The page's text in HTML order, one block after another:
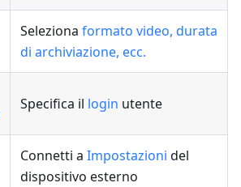
Seleziona formato video, durata
di archiviazione, ecc.
Specifica il login utente
Connetti a Impostazioni del
dispositivo esterno